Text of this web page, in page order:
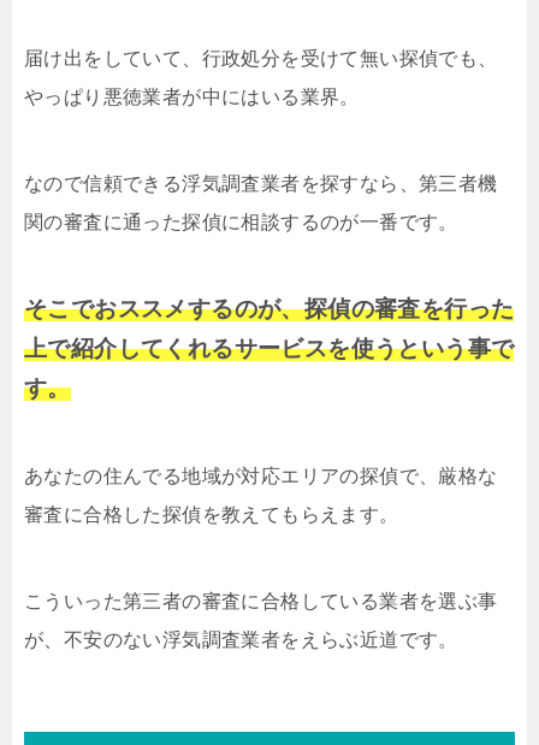
届け出をしていて、行政処分を受けて無い探偵でも、
やっぱり悪徳業者が中にはいる業界。
なので信頼できる浮気調査業者を探すなら、第三者機
関の審査に通った探偵に相談するのが一番です。
そこでおススメするのが、探偵の審査を行った
上で紹介してくれるサービスを使うという事で
す。
あなたの住んでる地域が対応エリアの探偵で、厳格な
審査に合格した探偵を教えてもらえます。
こういった第三者の審査に合格している業者を選ぶ事
が、不安のない浮気調査業者をえらぶ近道です。